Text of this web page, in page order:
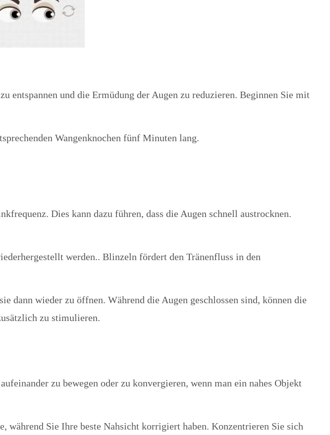
entspannen und die Ermüdung der Augen zu reduzieren. Beginnen Sie mit
Wangenknochen fünf Minuten lang.
Dies kann dazu führen, dass die Augen schnell austrocknen.
werden.. Blinzeln fördert den Tränenfluss in den
dann wieder zu öffnen. Während die Augen geschlossen sind, können die
zu stimulieren.
zu bewegen oder zu konvergieren, wenn man ein nahes Objekt
Sie Ihre beste Nahsicht korrigiert haben. Konzentrieren Sie sich